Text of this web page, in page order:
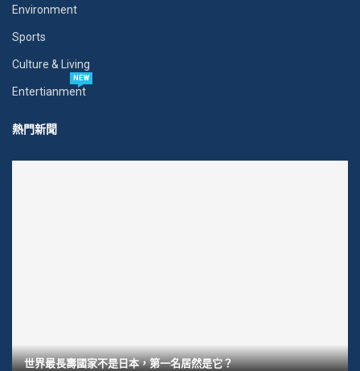
Environment
Sports
Culture & Living
Entertianment
NEW
熱門新聞
世界最長壽國家不是日本，第一名居然是它？